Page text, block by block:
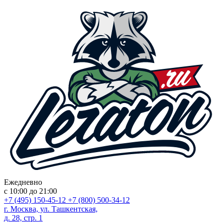
Ежедневно
с 10:00 до 21:00
+7 (495) 150-45-12 +7 (800) 500-34-12
г. Москва, ул. Ташкентская,
д. 28, стр. 1